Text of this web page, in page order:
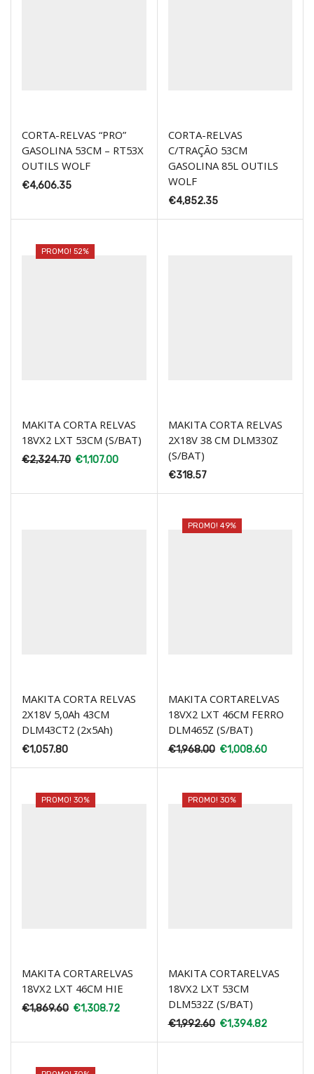
CORTA-RELVAS “PRO”
GASOLINA 53CM – RT53X
OUTILS WOLF
€4,606.35
CORTA-RELVAS
C/TRAÇÃO 53CM
GASOLINA 85L OUTILS
WOLF
€4,852.35
PROMO! 52%
MAKITA CORTA RELVAS
18VX2 LXT 53CM (S/BAT)
€2,324.70 €1,107.00
MAKITA CORTA RELVAS
2X18V 38 CM DLM330Z
(S/BAT)
€318.57
MAKITA CORTA RELVAS
2X18V 5,0Ah 43CM
DLM43CT2 (2x5Ah)
€1,057.80
PROMO! 49%
MAKITA CORTARELVAS
18VX2 LXT 46CM FERRO
DLM465Z (S/BAT)
€1,968.00 €1,008.60
PROMO! 30%
MAKITA CORTARELVAS
18VX2 LXT 46CM HIE
€1,869.60 €1,308.72
PROMO! 30%
MAKITA CORTARELVAS
18VX2 LXT 53CM
DLM532Z (S/BAT)
€1,992.60 €1,394.82